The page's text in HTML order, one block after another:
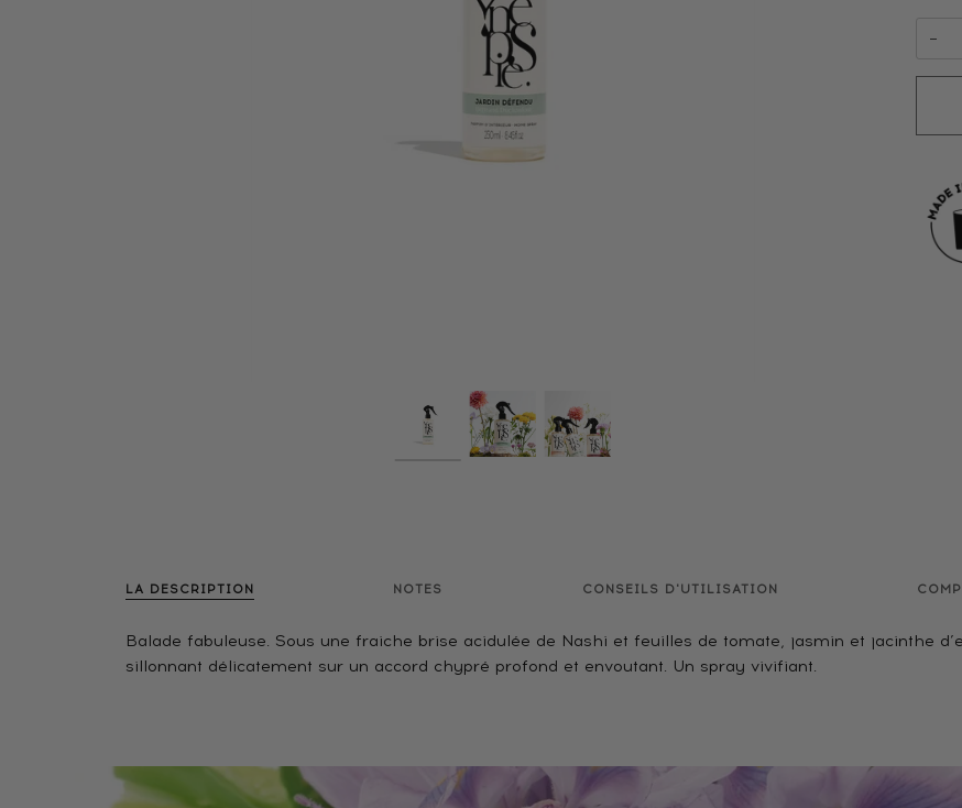
−
LA DESCRIPTION NOTES CONSEILS D'UTILISATION
Balade fabuleuse. Sous une fraiche brise acidulée de Nashi et feuilles de tomate, jasmin et jacinthe
sillonnant délicatement sur un accord chypré profond et envoutant. Un spray vivifiant.